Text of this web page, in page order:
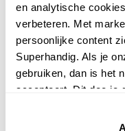
en analytische
verbeteren. Met
persoonlijke content
Superhandig. Als je
gebruiken, dan is het
accepteert. Dit doe je
website niet optimaal